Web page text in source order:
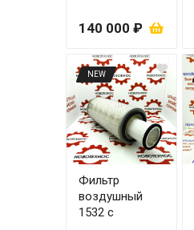
140 000 ₽
NEW
Фильтр
воздушный
1532 с